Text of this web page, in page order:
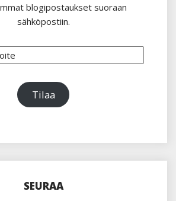
blogipostaukset suoraan
sähköpostiin.
Tilaa
SEURAA